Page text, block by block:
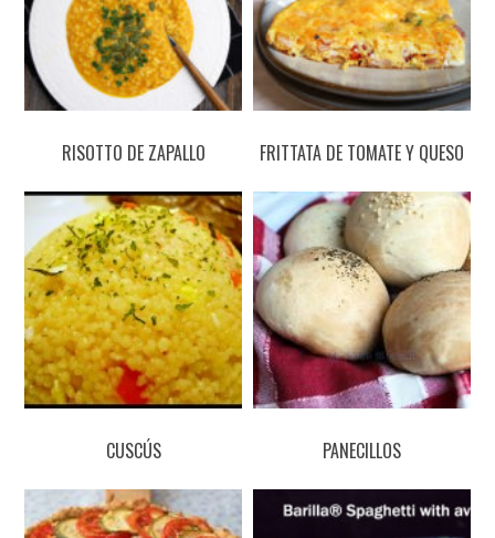
RISOTTO DE ZAPALLO FRITTATA DE TOMATE Y QUESO
CUSCÚS PANECILLOS